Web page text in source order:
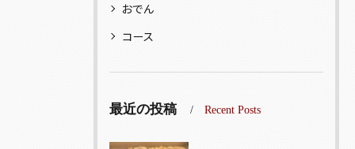
おでん
コース
最近の投稿 Recent Posts